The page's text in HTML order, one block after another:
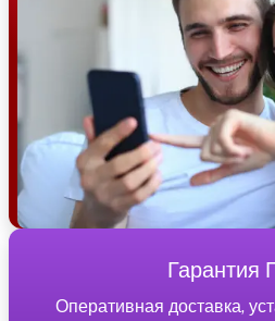
Гарантия
Оперативная доставка,